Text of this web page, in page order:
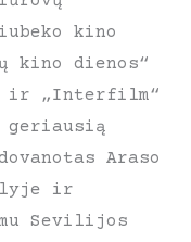
kino
kino dienos“
ir „Interfilm“
Araso
ir
Sevilijos